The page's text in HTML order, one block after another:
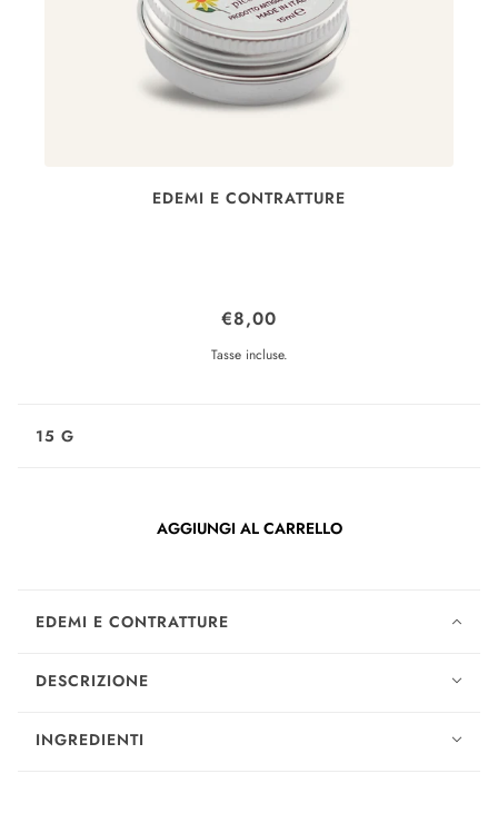
EDEMI E CONTRATTURE
BALSAMO A BASE DI
ARNICA
€8,00
Tasse incluse.
15 G
AGGIUNGI AL CARRELLO
EDEMI E CONTRATTURE
DESCRIZIONE
INGREDIENTI